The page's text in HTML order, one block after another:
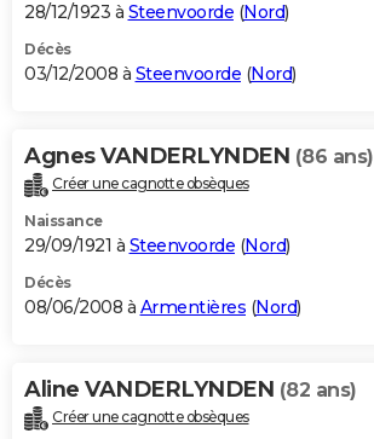
28/12/1923 à Steenvoorde (Nord)
Décès
03/12/2008 à Steenvoorde (Nord)
Agnes VANDERLYNDEN (86 ans)
Créer une cagnotte obsèques
Naissance
29/09/1921 à Steenvoorde (Nord)
Décès
08/06/2008 à Armentières (Nord)
Aline VANDERLYNDEN (82 ans)
Créer une cagnotte obsèques